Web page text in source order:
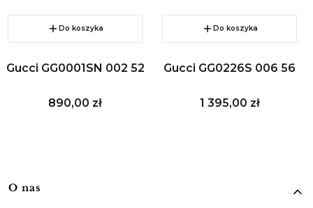
Do koszyka
Gucci GG0001SN 002 52
Cena
890,00 zł
Do koszyka
Gucci GG0226S 006 56
Cena
1 395,00 zł
Linki w stopce
O nas